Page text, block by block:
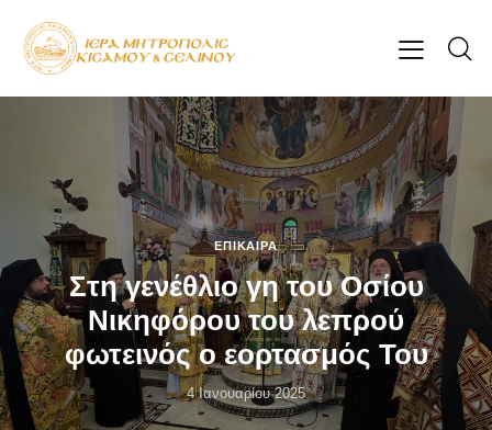
ΕΠΊΚΑΙΡΑ
Στη γενέθλιο γη του Οσίου
Νικηφόρου του λεπρού
φωτεινός ο εορτασμός Του
4 Ιανουαρίου 2025